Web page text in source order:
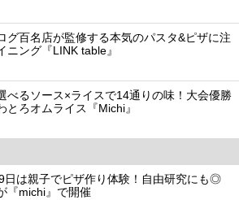
グ百名店が監修する本気のパスタ&ピザに注
ニング『LINK table』
べるソース×ライスで14通りの味！大会優勝
とろオムライス『Michi』
日は親子でピザ作り体験！自由研究にも◎
『michi』で開催